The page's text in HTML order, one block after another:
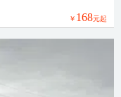
￥ 168元起